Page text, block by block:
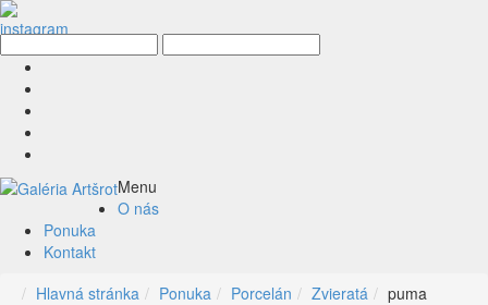
Menu
O nás
Ponuka
Kontakt
Hlavná stránka
Ponuka Porcelán Zvieratá puma